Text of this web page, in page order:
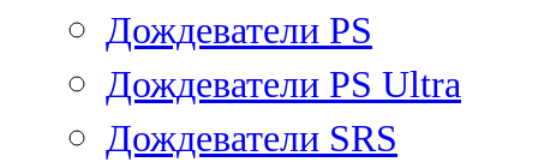
Дождеватели PS
Дождеватели PS Ultra
Дождеватели SRS